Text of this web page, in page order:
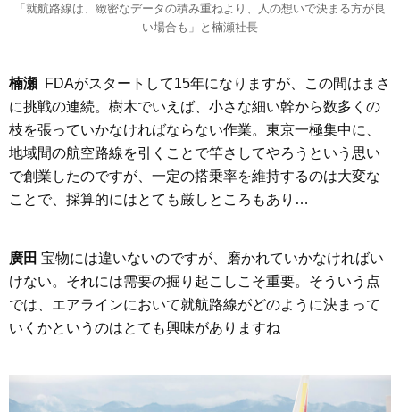
「就航路線は、緻密なデータの積み重ねより、人の想いで決まる方が良
い場合も」と楠瀬社長
楠瀬 FDAがスタートして15年になりますが、この間はまさ
に挑戦の連続。樹木でいえば、小さな細い幹から数多くの
枝を張っていかなければならない作業。東京一極集中に、
地域間の航空路線を引くことで竿さしてやろうという思い
で創業したのですが、一定の搭乗率を維持するのは大変な
ことで、採算的にはとても厳しところもあり…
廣田 宝物には違いないのですが、磨かれていかなければい
けない。それには需要の掘り起こしこそ重要。そういう点
では、エアラインにおいて就航路線がどのように決まって
いくかというのはとても興味がありますね